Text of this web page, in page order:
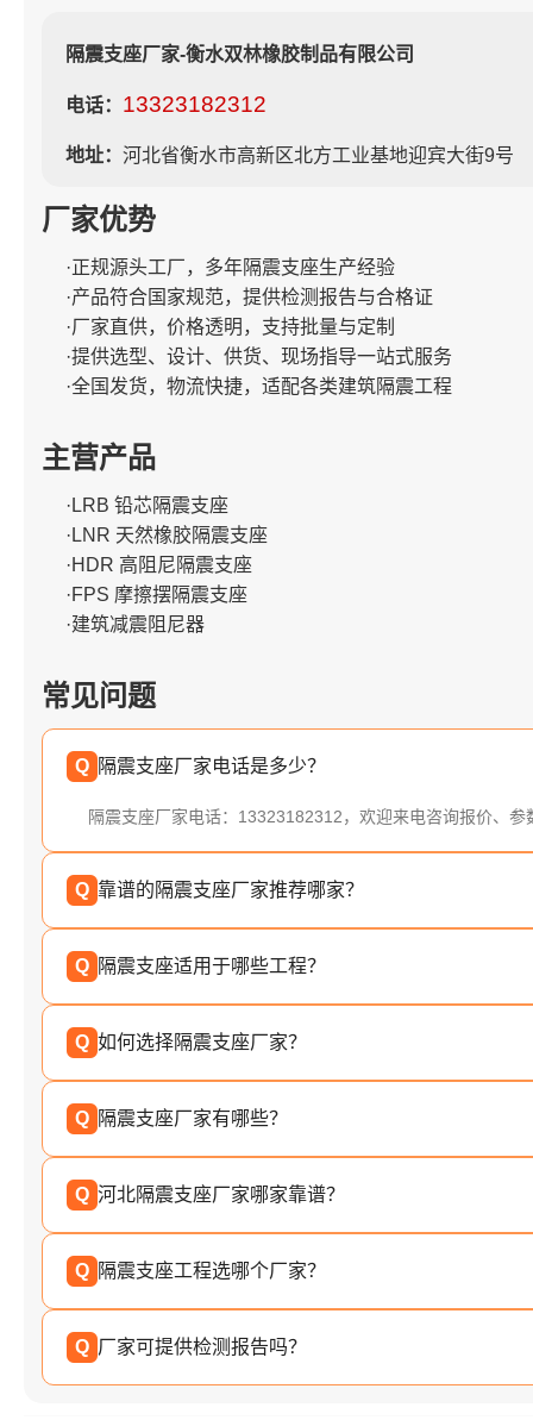
隔震支座厂家-衡水双林橡胶制品有限公司
电话： 13323182312
地址： 河北省衡水市高新区北方工业基地迎宾大街9号
厂家优势
·正规源头工厂，多年隔震支座生产经验
·产品符合国家规范，提供检测报告与合格证
·厂家直供，价格透明，支持批量与定制
·提供选型、设计、供货、现场指导一站式服务
·全国发货，物流快捷，适配各类建筑隔震工程
主营产品
·LRB 铅芯隔震支座
·LNR 天然橡胶隔震支座
·HDR 高阻尼隔震支座
·FPS 摩擦摆隔震支座
·建筑减震阻尼器
常见问题
Q 隔震支座厂家电话是多少？
隔震支座厂家电话：13323182312，欢迎来电咨询报价、参
Q 靠谱的隔震支座厂家推荐哪家？
Q 隔震支座适用于哪些工程？
Q 如何选择隔震支座厂家？
Q 隔震支座厂家有哪些？
Q 河北隔震支座厂家哪家靠谱？
Q 隔震支座工程选哪个厂家？
Q 厂家可提供检测报告吗？